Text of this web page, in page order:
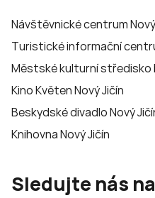
Návštěvnické centrum
Turistické informační
Městské kulturní středisko
Kino Květen Nový Jičín
Beskydské divadlo Nový
Knihovna Nový Jičín
Sledujte nás na